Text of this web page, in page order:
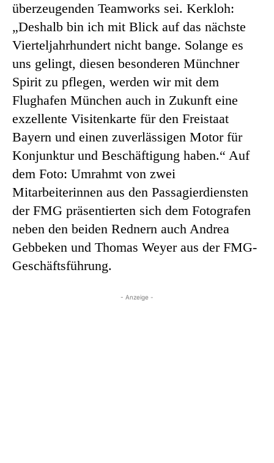
überzeugenden Teamworks sei. Kerkloh:
„Deshalb bin ich mit Blick auf das nächste
Vierteljahrhundert nicht bange. Solange es
uns gelingt, diesen besonderen Münchner
Spirit zu pflegen, werden wir mit dem
Flughafen München auch in Zukunft eine
exzellente Visitenkarte für den Freistaat
Bayern und einen zuverlässigen Motor für
Konjunktur und Beschäftigung haben.“ Auf
dem Foto: Umrahmt von zwei
Mitarbeiterinnen aus den Passagierdiensten
der FMG präsentierten sich dem Fotografen
neben den beiden Rednern auch Andrea
Gebbeken und Thomas Weyer aus der FMG-
Geschäftsführung.
- Anzeige -